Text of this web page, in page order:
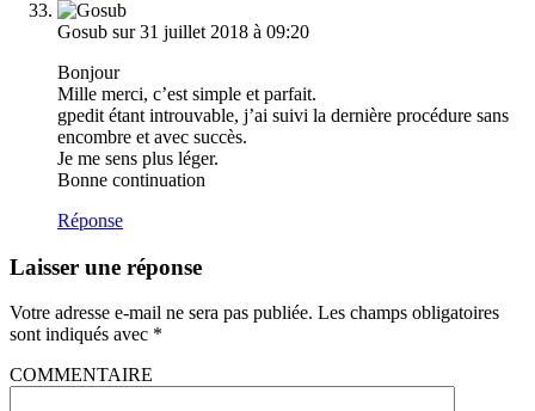
Gosub sur 31 juillet 2018 à 09:20
Bonjour
Mille merci, c’est simple et parfait.
gpedit étant introuvable, j’ai suivi la dernière procédure sans
encombre et avec succès.
Je me sens plus léger.
Bonne continuation
Réponse
Laisser une réponse
Votre adresse e-mail ne sera pas publiée. Les champs obligatoires
sont indiqués avec *
COMMENTAIRE